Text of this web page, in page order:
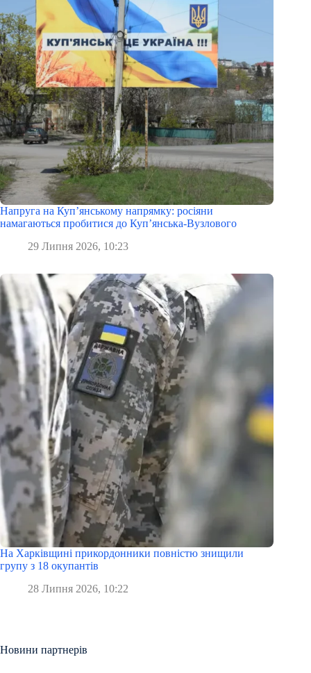
Напруга на Куп’янському напрямку: росіяни
намагаються пробитися до Куп’янська-Вузлового
29 Липня 2026, 10:23
На Харківщині прикордонники повністю знищили
групу з 18 окупантів
28 Липня 2026, 10:22
Новини партнерів